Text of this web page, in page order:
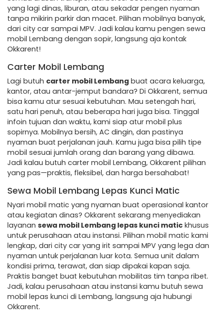
yang lagi dinas, liburan, atau sekadar pengen nyaman
tanpa mikirin parkir dan macet. Pilihan mobilnya banyak,
dari city car sampai MPV. Jadi kalau kamu pengen sewa
mobil Lembang dengan sopir, langsung aja kontak
Okkarent!
Carter Mobil Lembang
Lagi butuh carter mobil Lembang buat acara keluarga,
kantor, atau antar-jemput bandara? Di Okkarent, semua
bisa kamu atur sesuai kebutuhan. Mau setengah hari,
satu hari penuh, atau beberapa hari juga bisa. Tinggal
infoin tujuan dan waktu, kami siap atur mobil plus
sopirnya. Mobilnya bersih, AC dingin, dan pastinya
nyaman buat perjalanan jauh. Kamu juga bisa pilih tipe
mobil sesuai jumlah orang dan barang yang dibawa.
Jadi kalau butuh carter mobil Lembang, Okkarent pilihan
yang pas—praktis, fleksibel, dan harga bersahabat!
Sewa Mobil Lembang Lepas Kunci Matic
Nyari mobil matic yang nyaman buat operasional kantor
atau kegiatan dinas? Okkarent sekarang menyediakan
layanan sewa mobil Lembang lepas kunci matic khusus
untuk perusahaan atau instansi. Pilihan mobil matic kami
lengkap, dari city car yang irit sampai MPV yang lega dan
nyaman untuk perjalanan luar kota. Semua unit dalam
kondisi prima, terawat, dan siap dipakai kapan saja.
Praktis banget buat kebutuhan mobilitas tim tanpa ribet.
Jadi, kalau perusahaan atau instansi kamu butuh sewa
mobil lepas kunci di Lembang, langsung aja hubungi
Okkarent.